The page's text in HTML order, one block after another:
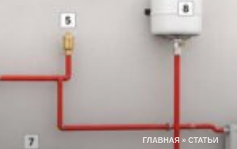
ГЛАВНАЯ » СТАТЬИ